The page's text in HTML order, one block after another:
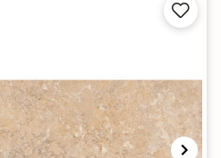

